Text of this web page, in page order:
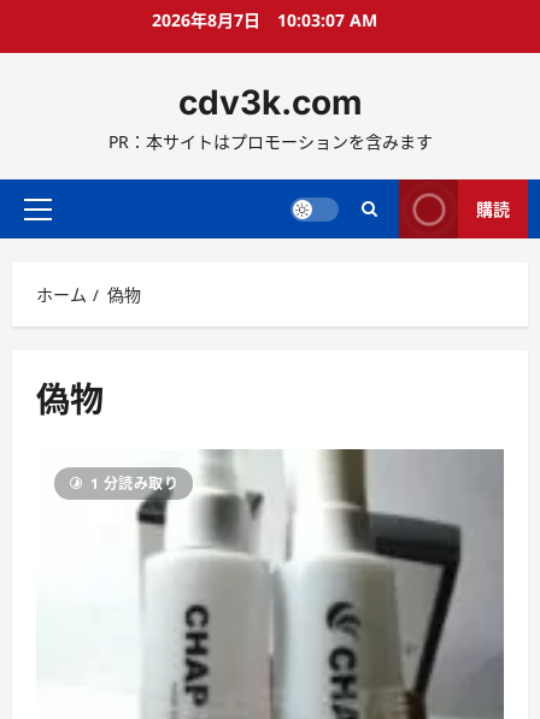
ス
ッ
2026年8月7日 10:03:07 AM
cdv3k.com
PR：本サイトはプロモーションを含みます
メ
メ
ニ
ー
購読
ホーム 偽物
偽物
1 分読み取り